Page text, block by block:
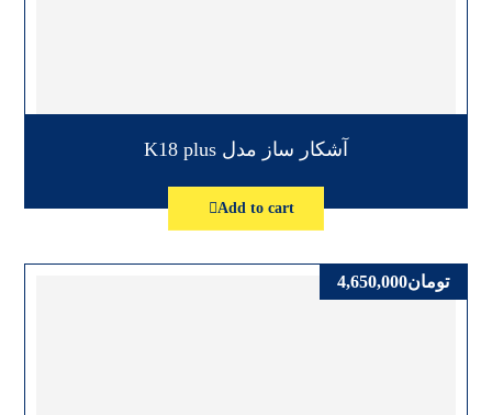
آشکار ساز مدل K18 plus
Add to cart
تومان4,650,000